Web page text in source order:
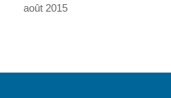
août 2015